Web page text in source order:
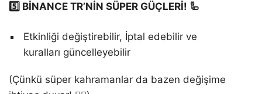
5️⃣ BİNANCE TR’NİN SÜPER GÜÇLERİ! 🦾
Etkinliği değiştirebilir, İptal edebilir ve
kuralları güncelleyebilir
(Çünkü süper kahramanlar da bazen değişime